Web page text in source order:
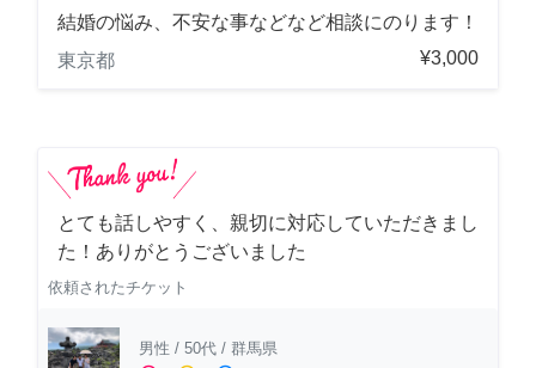
結婚の悩み、不安な事などなど相談にのります！
東京都
¥3,000
とても話しやすく、親切に対応していただきまし
た！ありがとうございました
依頼されたチケット
男性 / 50代 / 群馬県